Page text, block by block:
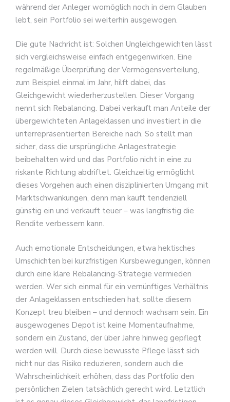
während der Anleger womöglich noch in dem Glauben
lebt, sein Portfolio sei weiterhin ausgewogen.
Die gute Nachricht ist: Solchen Ungleichgewichten lässt
sich vergleichsweise einfach entgegenwirken. Eine
regelmäßige Überprüfung der Vermögensverteilung,
zum Beispiel einmal im Jahr, hilft dabei, das
Gleichgewicht wiederherzustellen. Dieser Vorgang
nennt sich Rebalancing. Dabei verkauft man Anteile der
übergewichteten Anlageklassen und investiert in die
unterrepräsentierten Bereiche nach. So stellt man
sicher, dass die ursprüngliche Anlagestrategie
beibehalten wird und das Portfolio nicht in eine zu
riskante Richtung abdriftet. Gleichzeitig ermöglicht
dieses Vorgehen auch einen disziplinierten Umgang mit
Marktschwankungen, denn man kauft tendenziell
günstig ein und verkauft teuer – was langfristig die
Rendite verbessern kann.
Auch emotionale Entscheidungen, etwa hektisches
Umschichten bei kurzfristigen Kursbewegungen, können
durch eine klare Rebalancing-Strategie vermieden
werden. Wer sich einmal für ein vernünftiges Verhältnis
der Anlageklassen entschieden hat, sollte diesem
Konzept treu bleiben – und dennoch wachsam sein. Ein
ausgewogenes Depot ist keine Momentaufnahme,
sondern ein Zustand, der über Jahre hinweg gepflegt
werden will. Durch diese bewusste Pflege lässt sich
nicht nur das Risiko reduzieren, sondern auch die
Wahrscheinlichkeit erhöhen, dass das Portfolio den
persönlichen Zielen tatsächlich gerecht wird. Letztlich